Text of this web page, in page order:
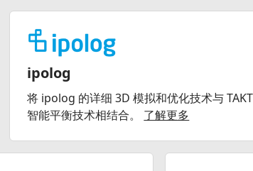
ipolog
将 ipolog 的详细 3D 模拟和优化技术与
智能平衡技术相结合。 了解更多